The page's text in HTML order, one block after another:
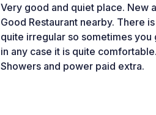
Very good and quiet place. New
Good Restaurant nearby. There
quite irregular so sometimes
in any case it is quite
Showers and power paid extra.